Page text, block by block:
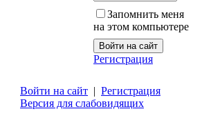
Запомнить меня
на этом компьютере
Регистрация
Войти на сайт | Регистрация
Версия для слабовидящих